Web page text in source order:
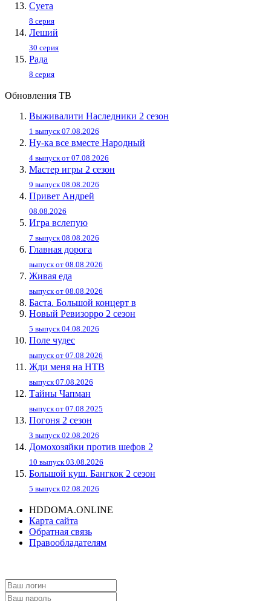
Суета
8 серия
Леший
30 серия
Рада
8 серия
Обновления ТВ
Выживалити Наследники 2 сезон
1 выпуск 07.08.2026
Ну-ка все вместе Народный
4 выпуск от 07.08.2026
Мастер игры 2 сезон
9 выпуск 08.08.2026
Привет Андpей
08.08.2026
Игра вслепую
7 выпуск 08.08.2026
Главная дорога
выпуск от 08.08.2026
Живaя eдa
выпуск от 08.08.2026
Баста. Большой концерт в
Новый Ревизорро 2 сезон
5 выпуск 04.08.2026
Поле чудес
выпуск от 07.08.2026
Жди меня на НТВ
выпуск 07.08.2026
Тайны Чапман
выпуск от 07.08.2025
Погоня 2 сезон
3 выпуск 02.08.2026
Домохозяйки против шефов 2
10 выпуск 03.08.2026
Большой куш. Бангкок 2 сезон
5 выпуск 02.08.2026
HDDOMA.ONLINE
Карта сайта
Обратная связь
Правообладателям